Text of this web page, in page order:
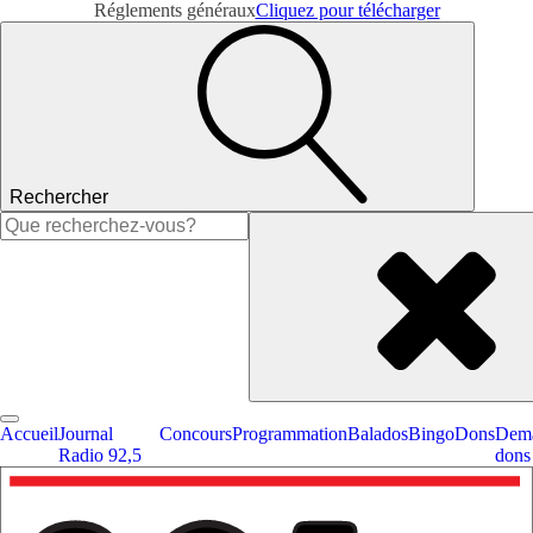
Réglements générauxCliquez pour télécharger
Rechercher
Rechercher :
AccueilJournal
Radio 92,5
ConcoursProgrammationBaladosBingoDons
dons